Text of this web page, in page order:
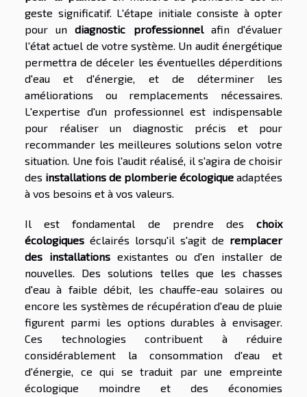
geste significatif. L'étape initiale consiste à opter
pour undiagnostic professionnelafin d'évaluer
l'état actuel de votre système. Un audit énergétique
permettra de déceler les éventuelles déperditions
d'eau et d'énergie, et de déterminer les
améliorations ou remplacements nécessaires.
L'expertise d'un professionnel est indispensable
pour réaliser un diagnostic précis et pour
recommander les meilleures solutions selon votre
situation. Une fois l'audit réalisé, il s'agira de choisir
des installations de plomberie écologique adaptées
à vos besoins et à vos valeurs.
Il est fondamental de prendre des choix
écologiques éclairés lorsqu'il s'agit de remplacer
des installations existantes ou d'en installer de
nouvelles. Des solutions telles que les chasses
d'eau à faible débit, les chauffe-eau solaires ou
encore les systèmes de récupération d'eau de pluie
figurent parmi les options durables à envisager.
Ces technologies contribuent à réduire
considérablement la consommation d'eau et
d'énergie, ce qui se traduit par une empreinte
écologique moindre et des économies